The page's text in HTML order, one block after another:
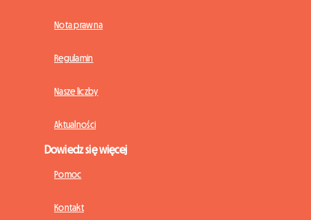
Nota prawna
Regulamin
Nasze liczby
Aktualności
Dowiedz się więcej
Pomoc
Kontakt